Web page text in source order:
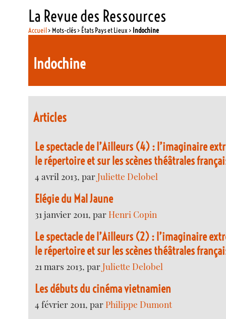
La Revue des Ressources
Accueil> Mots-clés > États Pays et Lieux > Indochine
Indochine
Articles
Le spectacle de l’Ailleurs (4) : l’imaginaire
le répertoire et sur les scènes théâtrales
4 avril 2013, parJuliette Delobel
Elégie du Mal Jaune
31 janvier 2011, parHenri Copin
Le spectacle de l’Ailleurs (2) : l’imaginaire
le répertoire et sur les scènes théâtrales
21 mars 2013, parJuliette Delobel
Les débuts du cinéma vietnamien
4 février 2011, par Philippe Dumont